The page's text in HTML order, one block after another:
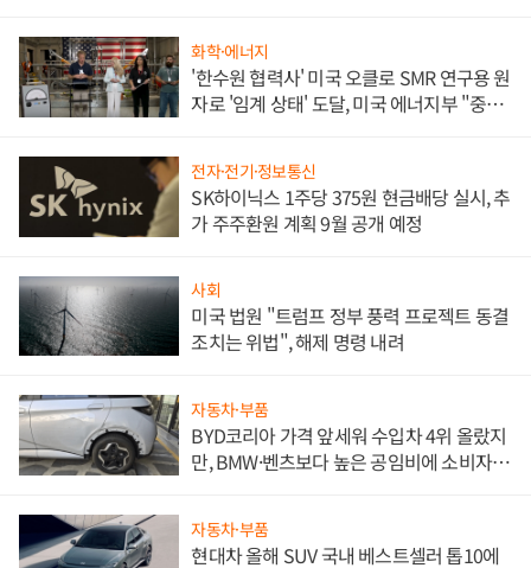
화학·에너지
'한수원 협력사' 미국 오클로 SMR 연구용 원
자로 '임계 상태' 도달, 미국 에너지부 "중요
전자·전기·정보통신
SK하이닉스 1주당 375원 현금배당 실시, 추
가 주주환원 계획 9월 공개 예정
사회
미국 법원 "트럼프 정부 풍력 프로젝트 동결
조치는 위법", 해제 명령 내려
자동차·부품
BYD코리아 가격 앞세워 수입차 4위 올랐지
만, BMW·벤츠보다 높은 공임비에 소비자
자동차·부품
현대차 올해 SUV 국내 베스트셀러 톱10에